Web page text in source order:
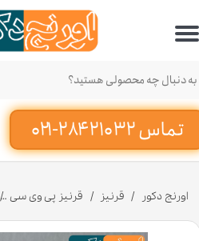
تماس ۳۲ ۲۱۰ ۲۸۴-۰۲۱‌
حساب کاربری من
تغییر گذر واژه
سفارشات
خروج از حساب کاربری
اورنج دکور قرنیز قرنیز پی وی سی